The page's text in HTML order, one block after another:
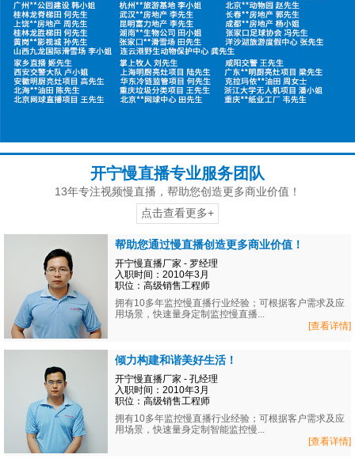
开宁慢直播专业服务团队
13年专注视频慢直播，帮助您创造更多商业价值！
点击查看更多+
帮助您通过慢直播创造更多商业价值！
开宁慢直播厂家 - 罗经理
入职时间：2010年3月
职位：高级销售工程师
拥有10多年监控慢直播行业经验；可根据客户需求及应
用场景，快速量身定制监控慢直播...
[查看详情]
倾力构建和谐美好生活！
开宁慢直播厂家 - 孔经理
入职时间：2010年3月
职位：高级销售工程师
拥有10多年监控慢直播行业经验；可根据客户需求及应
用场景，快速量身定制智能监控慢...
[查看详情]